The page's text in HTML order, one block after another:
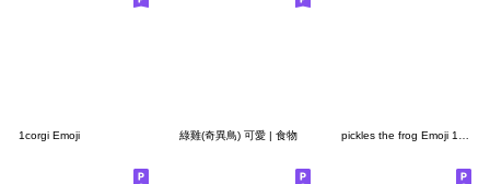
1corgi Emoji 綠雞(奇異鳥) 可愛 | 食物